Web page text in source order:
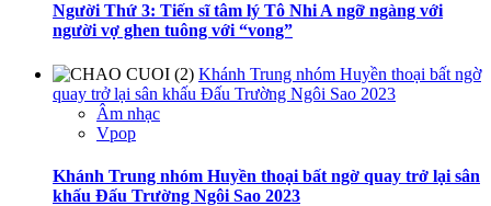
Người Thứ 3: Tiến sĩ tâm lý Tô Nhi A ngỡ ngàng với
người vợ ghen tuông với “vong”
Khánh Trung nhóm Huyền thoại bất ngờ
quay trở lại sân khấu Đấu Trường Ngôi Sao 2023
Âm nhạc
Vpop
Khánh Trung nhóm Huyền thoại bất ngờ quay trở lại sân
khấu Đấu Trường Ngôi Sao 2023